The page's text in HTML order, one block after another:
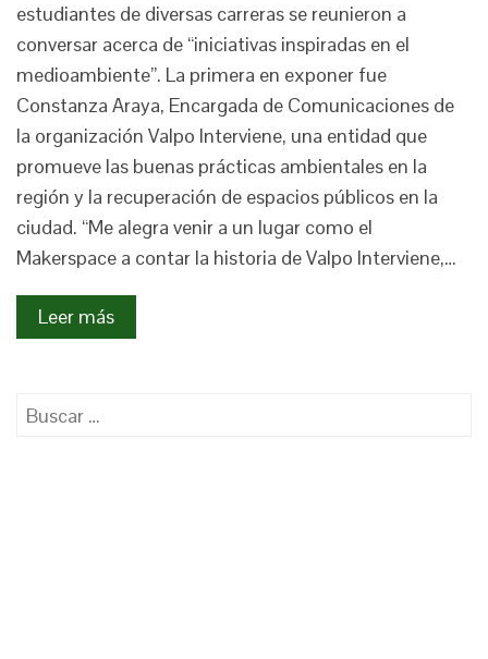
estudiantes de diversas carreras se reunieron a
conversar acerca de “iniciativas inspiradas en el
medioambiente”. La primera en exponer fue
Constanza Araya, Encargada de Comunicaciones de
la organización Valpo Interviene, una entidad que
promueve las buenas prácticas ambientales en la
región y la recuperación de espacios públicos en la
ciudad. “Me alegra venir a un lugar como el
Makerspace a contar la historia de Valpo Interviene,…
Leer más
Buscar: